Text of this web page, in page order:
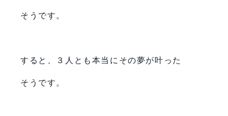
そうです。
すると、３人とも本当にその夢が叶った
そうです。